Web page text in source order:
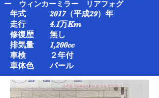
ー ウィンカーミラー リアフォグ
年式 2017（平成29）年
走行 4.1万Km​
修復歴 無し
排気量 1,200cc
車検 ２年付
車体色 パール